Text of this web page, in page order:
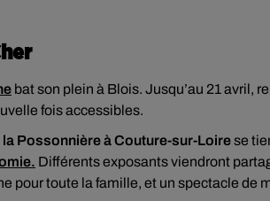
bat son plein à Blois. Jusqu’au 21 avril,
fois accessibles.
la Possonnière à Couture-sur-Loirese
Différents exposants viendront
pour toute la famille, et un spectacle de